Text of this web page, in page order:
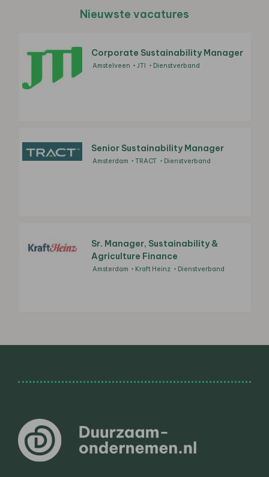
Nieuwste vacatures
Corporate Sustainability Manager
Amstelveen JTI Dienstverband
Senior Sustainability Manager
Amsterdam TRACT Dienstverband
Sr. Manager, Sustainability &
Agriculture Finance
Amsterdam Kraft Heinz Dienstverband